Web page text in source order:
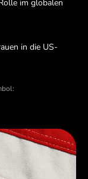
im globalen
in die US-